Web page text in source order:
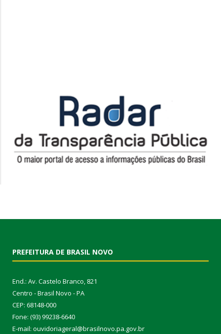
PREFEITURA DE BRASIL NOVO
End.: Av. Castelo Branco, 821
Centro - Brasil Novo - PA
CEP: 68148-000
Fone: (93) 99238-6640
E-mail: ouvidoriageral@brasilnovo.pa.gov.br